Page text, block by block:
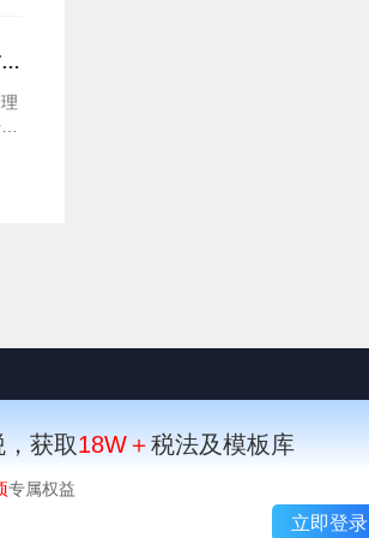
获取18W＋税法及模板库
专属权益
立即登录